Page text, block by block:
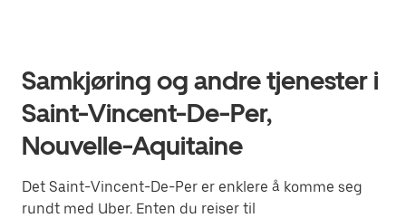
Samkjøring og andre tjenester i
Saint-Vincent-De-Per,
Nouvelle-Aquitaine
Det Saint-Vincent-De-Per er enklere å komme seg
rundt med Uber. Enten du reiser til